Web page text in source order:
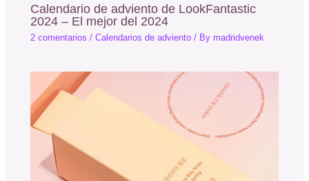
Calendario de adviento de LookFantastic
2024 – El mejor del 2024
2 comentarios /Calendarios de adviento / By madridvenek